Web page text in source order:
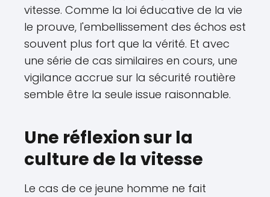
vitesse. Comme la loi éducative de la vie
le prouve, l'embellissement des échos est
souvent plus fort que la vérité. Et avec
une série de cas similaires en cours, une
vigilance accrue sur la sécurité routière
semble être la seule issue raisonnable.
Une réflexion sur la
culture de la vitesse
Le cas de ce jeune homme ne fait